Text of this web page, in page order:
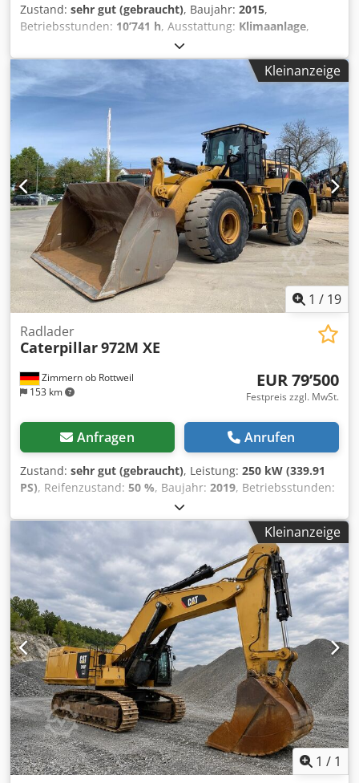
Zustand: sehr gut (gebraucht), Baujahr: 2015,
Betriebsstunden: 10’741 h, Ausstattung: Klimaanlage,
CATERPILLAR 324ELN Baujahr 2015 Betriebsstunden:
10.741 Std. Geschlossene Kabine Klimaanlage Radio
Crodpfxszl Dt Ne Ag Iof Rückfahrkamera Verstellausleger
Stiellänge: 3,10 m. Vollverrohrung (Hammer-, Greifer-,
Scheren- hydraulik) OQ70/55 Schnellwechsler 1x Löffel -
900mm breit Laufwerk ca 60-70% erhalten Bodenplatten
600mm breit CAT 7.1 Motor mit 151kW
Zentralschmieranlage CE Einsatzgewicht: 26.2 to
Kleinanzeige
1 / 19
Zimmern ob Rottweil
153 km
Radlader
Caterpillar972M XE
EUR 79’500
Festpreis zzgl. MwSt.
Anfragen Anrufen
Zustand: sehr gut (gebraucht), Leistung: 250 kW (339.91
PS), Reifenzustand: 50 %, Baujahr: 2019, Betriebsstunden:
Klimaanlage
Cedpfx Agjy Nmrfj Ierf Baujahr: 2019 Betriebsstunden:
11.876 Std. geschlossene Kabine Klimaanlage Radio
Rückfahrkamera Zentralschmierung Bridgestone
Reifengröße 26.5R25: ca. 40-50 % erhalten, Schaufel – 5 m³
CAT C9.3 Motor mit 250kW CE Einsatzgewicht: 26 to. neuer
Service von Zeppelin
Kleinanzeige
1 / 1